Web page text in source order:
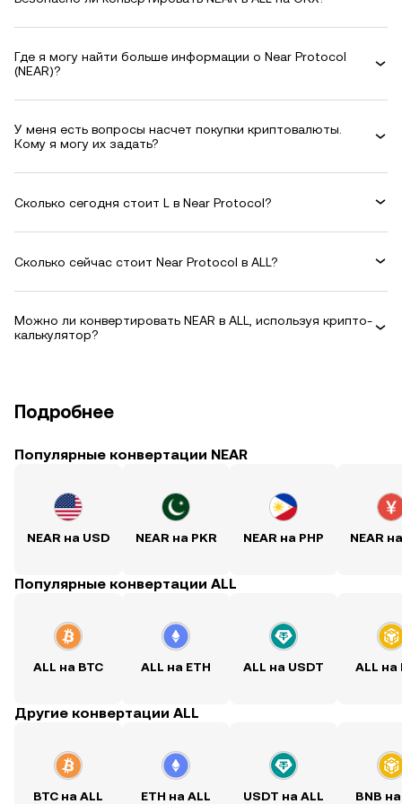
Где я могу найти больше информации о Near Protocol
(NEAR)?
У меня есть вопросы насчет покупки криптовалюты.
Кому я могу их задать?
Сколько сегодня стоит L в Near Protocol?
Сколько сейчас стоит Near Protocol в ALL?
Можно ли конвертировать NEAR в ALL, используя крипто-
калькулятор?
Подробнее
Популярные конвертации NEAR
NEAR на USD NEAR на PKR NEAR на PHP NEAR
Популярные конвертации ALL
ALL на BTC ALL на ETH ALL на USDT ALL на
Другие конвертации ALL
BTC на ALL ETH на ALL USDT на ALL BNB